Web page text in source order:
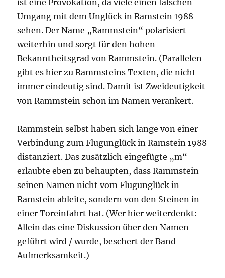
ist eine Provokation, da viele einen falschen
Umgang mit dem Unglück in Ramstein 1988
sehen. Der Name „Rammstein“ polarisiert
weiterhin und sorgt für den hohen
Bekanntheitsgrad von Rammstein. (Parallelen
gibt es hier zu Rammsteins Texten, die nicht
immer eindeutig sind. Damit ist Zweideutigkeit
von Rammstein schon im Namen verankert.
Rammstein selbst haben sich lange von einer
Verbindung zum Flugunglück in Ramstein 1988
distanziert. Das zusätzlich eingefügte „m“
erlaubte eben zu behaupten, dass Rammstein
seinen Namen nicht vom Flugunglück in
Ramstein ableite, sondern von den Steinen in
einer Toreinfahrt hat. (Wer hier weiterdenkt:
Allein das eine Diskussion über den Namen
geführt wird / wurde, beschert der Band
Aufmerksamkeit.)